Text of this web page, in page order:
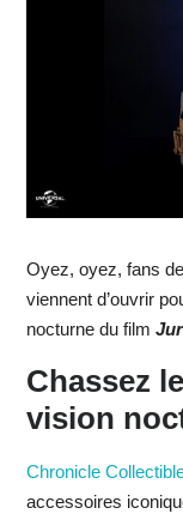
Oyez, oyez, fans de
viennent d’ouvrir
nocturne du film
Chassez
vision
Chronicle
accessoires